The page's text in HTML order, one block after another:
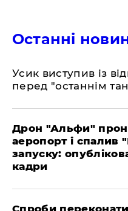
Останні
​Усик виступив із
перед "останнім
​Дрон "Альфи"
аеропорт і
запуску:
кадри